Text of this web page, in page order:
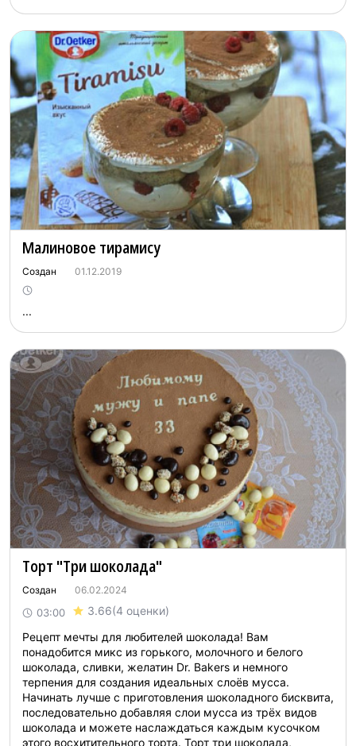
Малиновое тирамису
Создан 01.12.2019
...
Торт "Три шоколада"
Создан 06.02.2024
03:00 3.66(4 оценки)
Рецепт мечты для любителей шоколада! Вам
понадобится микс из горького, молочного и белого
шоколада, сливки, желатин Dr. Bakers и немного
терпения для создания идеальных слоёв мусса.
Начинать лучше с приготовления шоколадного бисквита,
последовательно добавляя слои мусса из трёх видов
шоколада и можете наслаждаться каждым кусочком
этого восхитительного торта. Торт три шоколада,